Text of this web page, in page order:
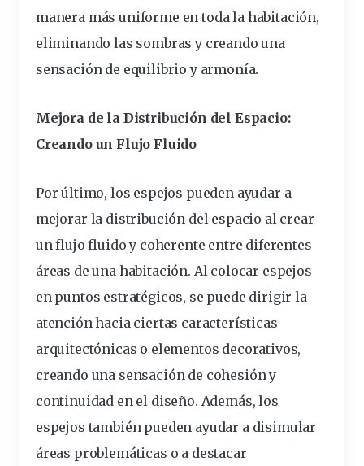
manera más uniforme en toda la habitación,
eliminando las sombras y creando una
sensación de equilibrio y armonía.
Mejora de la Distribución del Espacio:
Creando un Flujo Fluido
Por último, los espejos pueden ayudar a
mejorar la distribución del espacio al crear
un flujo fluido y coherente entre diferentes
áreas de una habitación. Al colocar espejos
en puntos estratégicos, se puede dirigir la
atención hacia ciertas características
arquitectónicas o elementos decorativos,
creando una sensación de cohesión y
continuidad en el diseño. Además, los
espejos también pueden ayudar a disimular
áreas problemáticas o a destacar